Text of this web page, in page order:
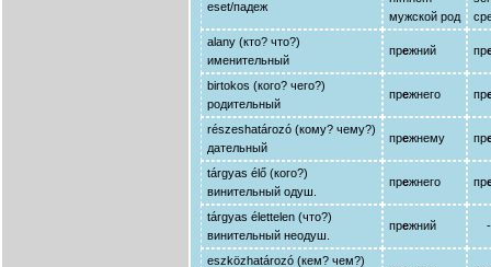
eset/падеж
мужской род
alany (кто? что?)
именительный
прежний пр
birtokos (кого? чего?)
родительный
прежнего пр
részeshatározó (кому? чему?)
дательный
прежнему пр
tárgyas élő (кого?)
винительный одуш.
прежнего пр
tárgyas élettelen (что?)
винительный неодуш.
прежний -
eszközhatározó (кем? чем?)